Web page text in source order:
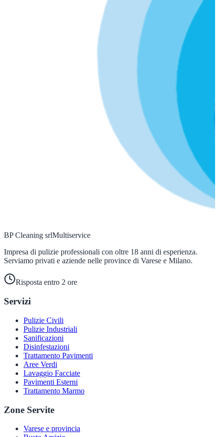
BP Cleaning srlMultiservice
Impresa di pulizie professionali con oltre 18 anni di esperienza.
Serviamo privati e aziende nelle province di Varese e Milano.
Risposta entro 2 ore
Servizi
Pulizie Civili
Pulizie Industriali
Sanificazioni
Disinfestazioni
Trattamento Pavimenti
Aree Verdi
Lavaggio Facciate
Pavimenti Esterni
Trattamento Marmo
Zone Servite
Varese e provincia